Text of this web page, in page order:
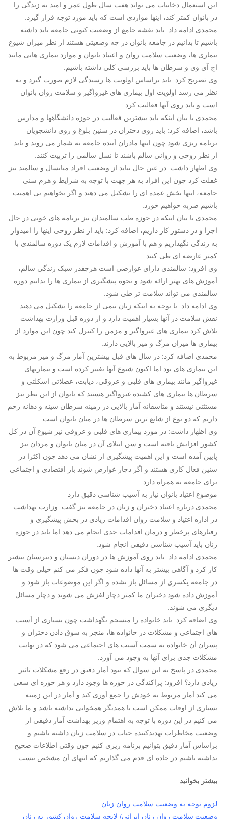
این استعمال دخانیات می تواند هفت سال طول عمر و امید به زندگی را
در بانوان کمتر کند، اینها مواردی است که باید مورد توجه قرار گیرد.
محمدی ادامه داد: باید نقشه جامع از وضعیت کنونی جامعه باید داشته
باشیم تا بدانیم در جامعه بانوان در چه وضعیتی هستند از نظر میزان شیوع
بیماری ها، وضعیت سلامت روان و اعتیاد بانوان و موارد بیماری هایی مانند
اچ آی وی و سرطان ها باید بررسی کلی داشته باشیم.
وی تصریح کرد: باید براساس اولویت ها رسیدگی لازم صورت گیرد و به
نظر می رسد اولویت اول بیماری های غیرواگیر و سلامت روان بانوان
است و باید روی آنها فعالیت کرد.
محمدی با بیان اینکه باید بیشترین فعالیت در حوزه دانشگاهها و مدارس
باشد، اضافه کرد: باید روی دختران در سنین بلوغ و روی دانشجویان
برنامه ریزی شود چون اینها مادران آینده جامعه به شمار می روند و باید
از نظر روحی و روانی سالم باشند تا نسل سالمی را تربیت کنند.
وی اظهار داشت: در عین حال نباید از وضعیت افراد میانسال و سالمند نیز
غفلت کرد چون این افراد به هر جهت با توجه به شرایط و هرم سنی
جامعه، اینها بخش عمده ای را تشکیل می دهند و اگر بخواهیم بی اهمیت
باشیم ضربه خواهیم خورد.
محمدی با بیان اینکه در حوزه طب سالمندان نیز برنامه های خوبی در حال
اجرا و در دستور کار داریم، اضافه کرد: باید از نظر روحی اینها را امیدوار
به زندگی نگهداریم و هم با آموزش و اقدامات لازم یک دوره سالمندی با
کمتر عارضه ای طی کنند.
وی افزود: سالمندی دارای عوارضی است هرچقدر سبک زندگی سالم،
آموزش های بهتر ارائه شود و نحوه پیشگیری از بیماری ها را بدانیم دوره
سالمندی می تواند سلامت تر طی شود.
وی ادامه داد: با توجه به اینکه زنان نیمی از جامعه را تشکیل می دهند
نقش سلامت در آنها بسیار اهمیت دارد و از دوره قبل وزارت بهداشت
تلاش کرد بیماری های غیرواگیر و مزمن را کنترل کند چون این موارد از
بیماری ها میزان مرگ و میر بالایی دارند.
محمدی اضافه کرد: در سال های قبل بیشترین آمار مرگ و میر مربوط به
این بیماری های بود اما اکنون شیوع آنها تغییر کرده است و بیماریهای
غیرواگیر مانند بیماری های قلبی و عروقی، دیابت، عضلاتی اسکلتی و
سرطان ها بیماری های کشنده غیرواگیر هستند که بانوان از این نظر نیز
مستثنی نیستند و متاسفانه آمار بالایی در زمینه سرطان سینه و دهانه رحم
داریم که دو نوع از شایع ترین سرطان ها در میان بانوان است.
وی اظهار داشت: در مورد بیماری های قلبی و عروقی نیز شیوع آن در کل
کشور افزایش یافته است و سن ابتلای آن در میان بانوان و مردان نیز
پایین آمده است و این اهمیت پیشگیری ار نشان می دهد چون اکثرا در
سنین فعال کاری هستند و اگر دچار عوارض شوند بار اقتصادی و اجتماعی
برای جامعه به همراه دارد.
موضوع اعتیاد بانوان نیاز به آسیب شناسی دقیق دارد
محمدی درباره اعتیاد دختران و زنان در جامعه نیز گفت: وزارت بهداشت
در اداره اعتیاد و سلامت روان اقدامات زیادی در بخش پیشگیری و
رفتارهای پرخطر و درمان اقدامات جدی انجام می دهد اما باید در حوزه
زنان باید آسیب شناسی دقیقی انجام شود.
محمدی ادامه داد: باید روی آموزش ها در دوران دبستان و دبیرستان بیشتر
کار کرد و آگاهی بیشتر به آنها داده شود چون فکر می کنم خیلی وقت ها
در جامعه یکسری از مسائل باز نشده و اگر این موضوعات باز شود و
آموزش داده شود دختران ما کمتر دچار لغزش می شوند و دچار مسائل
دیگری می شوند.
وی اضافه کرد: باید خانواده را منسجم نگهداشت چون بسیاری از آسیب
های اجتماعی و مشکلات در خانواده ها، منجر به سوق دادن دختران و
پسران آن خانواده به سمت آسیب های اجتماعی می شود که در نهایت
مشکلات جدی برای آنها به وجود می آورد.
محمدی در پاسخ به این سوال که نبود آمار دقیق در رفع مشکلات تاثیر
زیادی دارد؟ افزود: پراکندگی در حوزه ها وجود دارد و هر حوزه ای سعی
می کند آمار مربوط به خودش را جمع آوری کند و آمار در این زمینه
بسیاری از اوقات ممکن است با همدیگر همخوانی نداشته باشد و ما تلاش
می کنیم در این دوره با توجه به اهتمام وزیر بهداشت آمار دقیقی از
وضعیت مخاطرات تهدیدکننده حیات در سلامت زنان داشته باشیم و
براساس آمار دقیق بتوانیم برنامه ریزی کنیم چون وقتی اطلاعات صحیح
نداشته باشیم در جاده ای قدم می گذاریم که انتهای آن مشخص نیست.
بیشتر بخوانید
لزوم توجه به وضعیت سلامت روان زنان
وضعیت سلامت روان زنان ایرانی/ لایحه سلامت روان کشور به زنان